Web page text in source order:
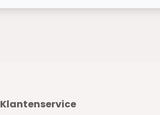
Klantenservice